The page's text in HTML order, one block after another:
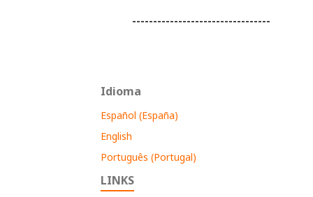
---------------------------------
Idioma
Español (España)
English
Português (Portugal)
LINKS